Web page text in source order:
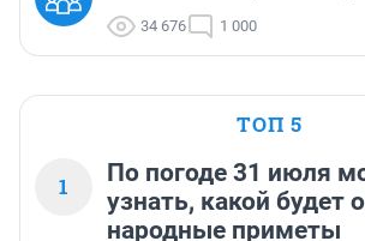
34 676 1 000
ТОП 5
1
По погоде 31 июля
узнать, какой будет
народные приметы